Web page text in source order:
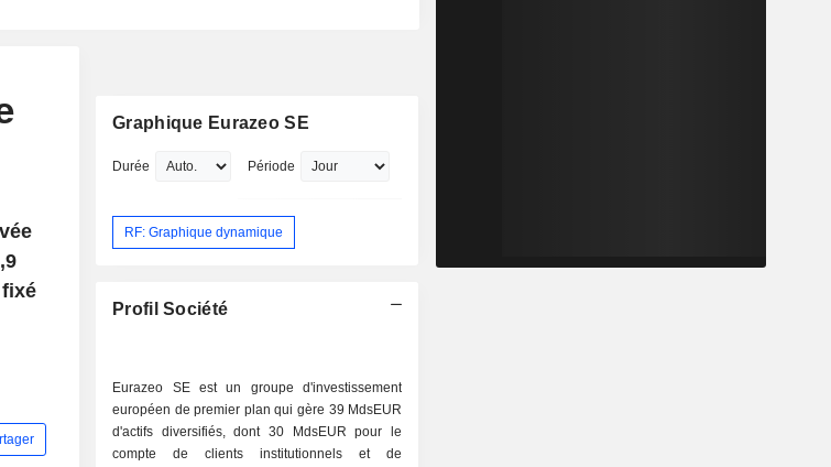
Graphique Eurazeo SE
Durée Période
RF: Graphique dynamique
Profil Société
Eurazeo SE est un groupe d'investissement
européen de premier plan qui gère 39 MdsEUR
d'actifs diversifiés, dont 30 MdsEUR pour le
compte de clients institutionnels et de